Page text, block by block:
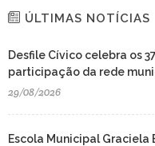
ÚLTIMAS NOTÍCIAS
Desfile Cívico celebra os
participação da rede
29/08/2026
Escola Municipal